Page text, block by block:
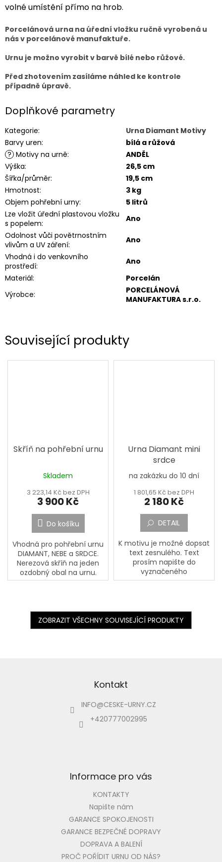
Související produkty
Skříň na pohřební urnu
Skladem
3 223,14 Kč bez DPH
3 900 Kč
Do košíku
Vhodná pro pohřební urnu
DIAMANT, NEBE a SRDCE.
Nerezová skříň na jeden
ozdobný obal na urnu.
Skříňka se obvykle
zrcadlo....
Urna Diamant mini
srdce
na zakázku do 10 dní
1 801,65 Kč bez DPH
2 180 Kč
DETAIL
K motivu je možné dopsat
text zesnulého. Text
prosím napište do
vyznačeného
okénka,,Jméno, Příjmení,
dopište případné přání a...
ZOBRAZIT VŠECHNY SOUVISEJÍCÍ PRODUKTY
volné umístění přímo na hrob.
Porcelánová urna na úřední vložku ručně vyrobená u
nás v porcelánové manufaktuře.
Urnu je možno vyrobit v barvě bílé nebo růžové.
Před zhotovením zasíláme náhled ke kontrole
případně úpravě.
Doplňkové parametry
Kategorie:
Urna Diamant Motivy
Barvy uren:
bílá a růžová
? Motivy na urně:
ANDĚL
Výška:
26,5 cm
Šířka/průměr:
19,5 cm
Hmotnost:
3 kg
Objem pohřební urny:
5 litrů
Lze vložit úřední plastovou vložku
s popelem:
Ano
Odolnost vůči povětrnostním
vlivům a UV záření:
Ano
Vhodná i do venkovního
prostředí:
Ano
Materiál:
Porcelán
Výrobce:
PORCELÁNOVÁ
MANUFAKTURA s.r.o.
Kontakt
INFO@CESKE-URNY.CZ
+420777002995
Informace pro vás
KONTAKTY
Napište nám
GARANCE SPOKOJENOSTI
GARANCE BEZPEČNÉ DOPRAVY
DOPRAVA A BALENÍ
PROČ POŘÍDIT URNU OD NÁS?